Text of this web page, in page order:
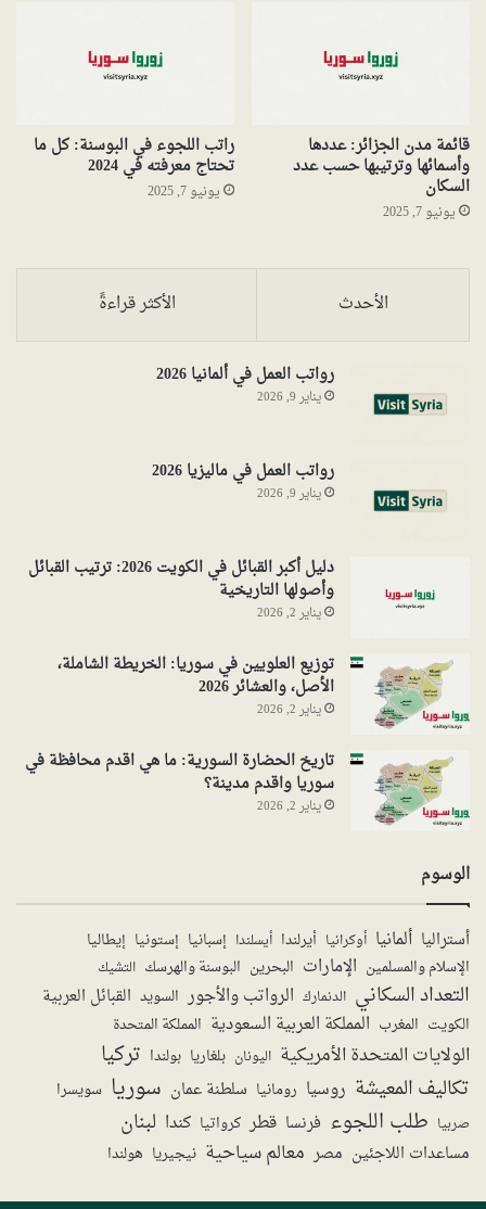
قائمة مدن الجزائر: عددها
وأسمائها وترتيبها حسب عدد
السكان
يونيو 7, 2025
راتب اللجوء في البوسنة: كل ما
تحتاج معرفته في 2024
يونيو 7, 2025
الأحدث الأكثر قراءةً
رواتب العمل في ألمانيا 2026
يناير 9, 2026
رواتب العمل في ماليزيا 2026
يناير 9, 2026
دليل أكبر القبائل في الكويت 2026: ترتيب القبائل
وأصولها التاريخية
يناير 2, 2026
توزيع العلويين في سوريا: الخريطة الشاملة،
الأصل، والعشائر 2026
يناير 2, 2026
تاريخ الحضارة السورية: ما هي اقدم محافظة في
سوريا واقدم مدينة؟
يناير 2, 2026
الوسوم
أستراليا ألمانيا أوكرانيا أيرلندا أيسلندا إسبانيا إستونيا إيطاليا
الإسلام والمسلمين الإمارات البحرين البوسنة والهرسك التشيك
التعداد السكاني الدنمارك الرواتب والأجور السويد القبائل العربية
الكويت المغرب المملكة العربية السعودية المملكة المتحدة
الولايات المتحدة الأمريكية اليونان بلغاريا بولندا تركيا
تكاليف المعيشة روسيا رومانيا سلطنة عمان سوريا سويسرا
صربيا طلب اللجوء فرنسا قطر كرواتيا كندا لبنان
مساعدات اللاجئين مصر معالم سياحية نيجيريا هولندا